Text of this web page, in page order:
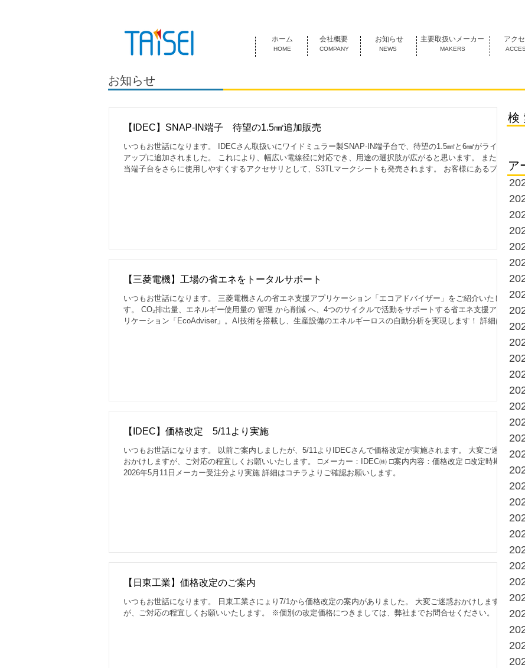
HOME COMPANY NEWS MAKERS
ホーム 会社概要 お知らせ 主要取扱いメーカー アク
お知らせ
【IDEC】SNAP-IN端子 待望の1.5㎟追加販売
いつもお世話になります。 IDECさん取扱いにワイドミュラー製SNAP-IN端子台で、待望の1.5㎟と6㎟がライン
アップに追加されました。 これにより、幅広い電線径に対応でき、用途の選択肢が広がると思います。 また、
当端子台をさらに使用しやすくするアクセサリとして、S3TLマークシートも発売されます。 お客様にあるプリ
【三菱電機】工場の省エネをトータルサポート
いつもお世話になります。 三菱電機さんの省エネ支援アプリケーション「エコアドバイザー」をご紹介いたしま
す。 CO₂排出量、エネルギー使用量の 管理 から削減 へ、4つのサイクルで活動をサポートする省エネ支援アプ
リケーション「EcoAdviser」。AI技術を搭載し、生産設備のエネルギーロスの自動分析を実現します！ 詳細はコ
【IDEC】価格改定 5/11より実施
いつもお世話になります。 以前ご案内しましたが、5/11よりIDECさんで価格改定が実施されます。 大変ご迷惑
おかけしますが、ご対応の程宜しくお願いいたします。 □メーカー：IDEC㈱ □案内内容：価格改定 □改定時期：
2026年5月11日メーカー受注分より実施 詳細はコチラよりご確認お願いします。
【日東工業】価格改定のご案内
いつもお世話になります。 日東工業さにょり7/1から価格改定の案内がありました。 大変ご迷惑おかけします
が、ご対応の程宜しくお願いいたします。 ※個別の改定価格につきましては、弊社までお問合せください。
検
ア